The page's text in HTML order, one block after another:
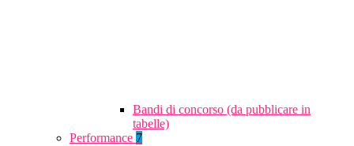
Bandi di concorso (da pubblicare in
tabelle)
Performance 7